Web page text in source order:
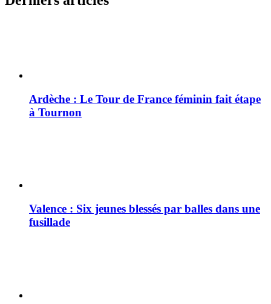
Ardèche : Le Tour de France féminin fait étape
à Tournon
Valence : Six jeunes blessés par balles dans une
fusillade